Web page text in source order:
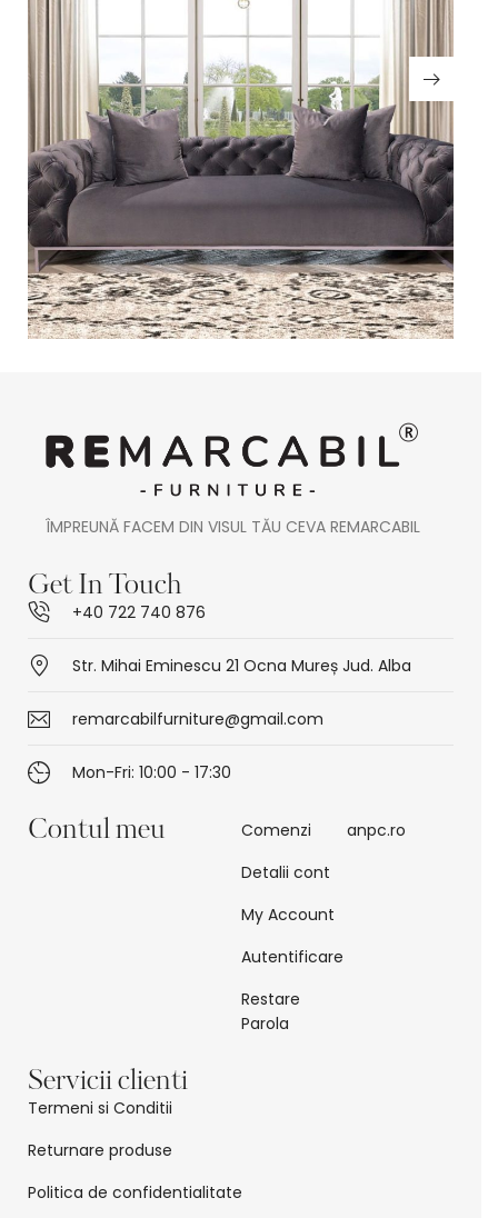
ÎMPREUNĂ FACEM DIN VISUL TĂU CEVA REMARCABIL
Get In Touch
+40 722 740 876
Str. Mihai Eminescu 21 Ocna Mureș Jud. Alba
remarcabilfurniture@gmail.com
Mon-Fri: 10:00 - 17:30
Contul meu
Comenzi
Detalii cont
My Account
Autentificare
Restare
Parola
anpc.ro
Servicii clienti
Termeni si Conditii
Returnare produse
Politica de confidentialitate